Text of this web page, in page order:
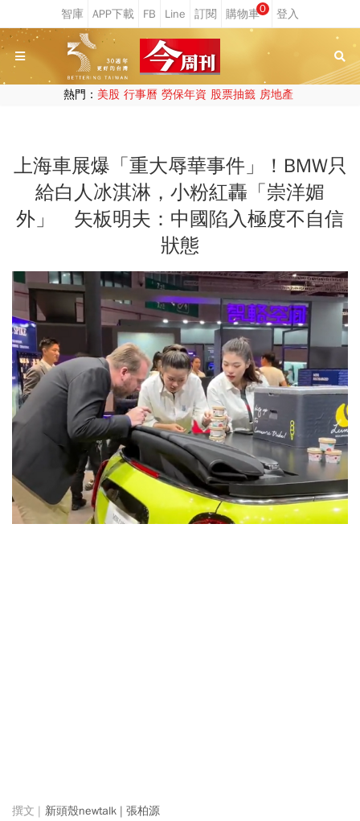
0
熱門： 美股 行事曆 勞保年資 股票抽籤 房地產
上海車展爆「重大辱華事件」！BMW只
給白人冰淇淋，小粉紅轟「崇洋媚
外」 矢板明夫：中國陷入極度不自信
狀態
新頭殼newtalk | 張柏源